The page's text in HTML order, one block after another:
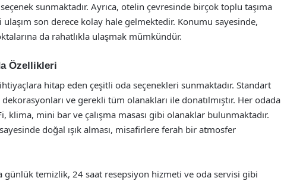
sunmaktadır. Ayrıca, otelin çevresinde birçok toplu taşıma
son derece kolay hale gelmektedir. Konumu sayesinde,
da rahatlıkla ulaşmak mümkündür.
Özellikleri
hitap eden çeşitli oda seçenekleri sunmaktadır. Standart
ve gerekli tüm olanakları ile donatılmıştır. Her odada
klima, mini bar ve çalışma masası gibi olanaklar bulunmaktadır.
doğal ışık alması, misafirlere ferah bir atmosfer
günlük temizlik, 24 saat resepsiyon hizmeti ve oda servisi gibi